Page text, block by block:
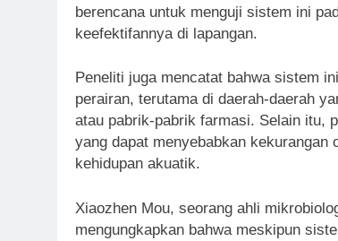
berencana untuk menguji sistem ini
keefektifannya di lapangan.
Peneliti juga mencatat bahwa sistem
perairan, terutama di daerah-daerah
atau pabrik-pabrik farmasi. Selain itu,
yang dapat menyebabkan
kehidupan akuatik.
Xiaozhen Mou, seorang ahli
mengungkapkan bahwa meskipun